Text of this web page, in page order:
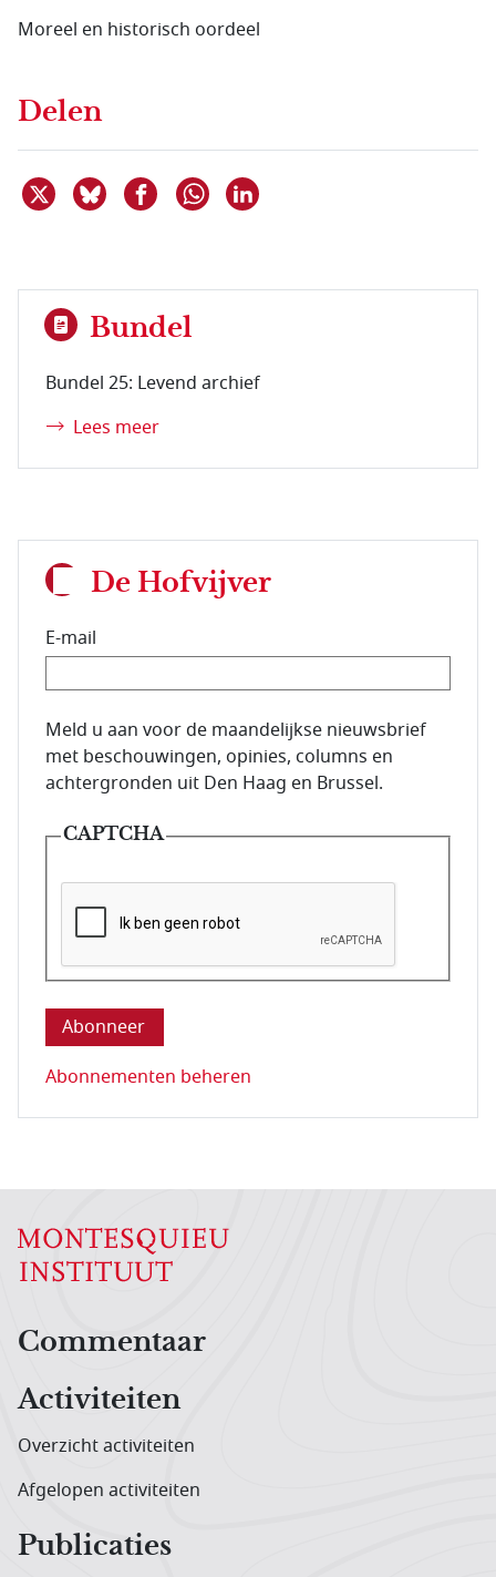
Moreel en historisch oordeel
Delen
Deel dit item op X
Deel dit item op Bluesky
Deel dit item op Facebook
Delen via WhatsApp
Bundel
Bundel 25: Levend archief
Lees meer
De Hofvijver
E-mail
E-mailadres van de abonnee.
Meld u aan voor de maandelijkse nieuwsbrief
met beschouwingen, opinies, columns en
achtergronden uit Den Haag en Brussel.
CAPTCHA
Deze vraag is om te controleren dat u een mens
Abonnementen beheren
Hoofdnavigatiemenu
Commentaar
Activiteiten
Overzicht activiteiten
Afgelopen activiteiten
Publicaties